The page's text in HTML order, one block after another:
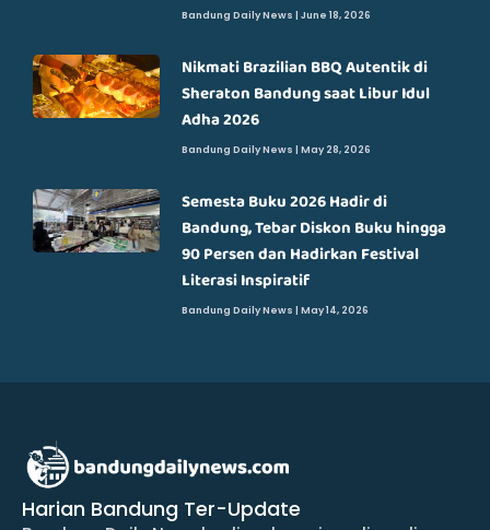
Bandung Daily News June 18, 2026
Nikmati Brazilian BBQ Autentik di
Sheraton Bandung saat Libur Idul
Adha 2026
Bandung Daily News May 28, 2026
Semesta Buku 2026 Hadir di
Bandung, Tebar Diskon Buku hingga
90 Persen dan Hadirkan Festival
Literasi Inspiratif
Bandung Daily News May 14, 2026
Harian Bandung Ter-Update